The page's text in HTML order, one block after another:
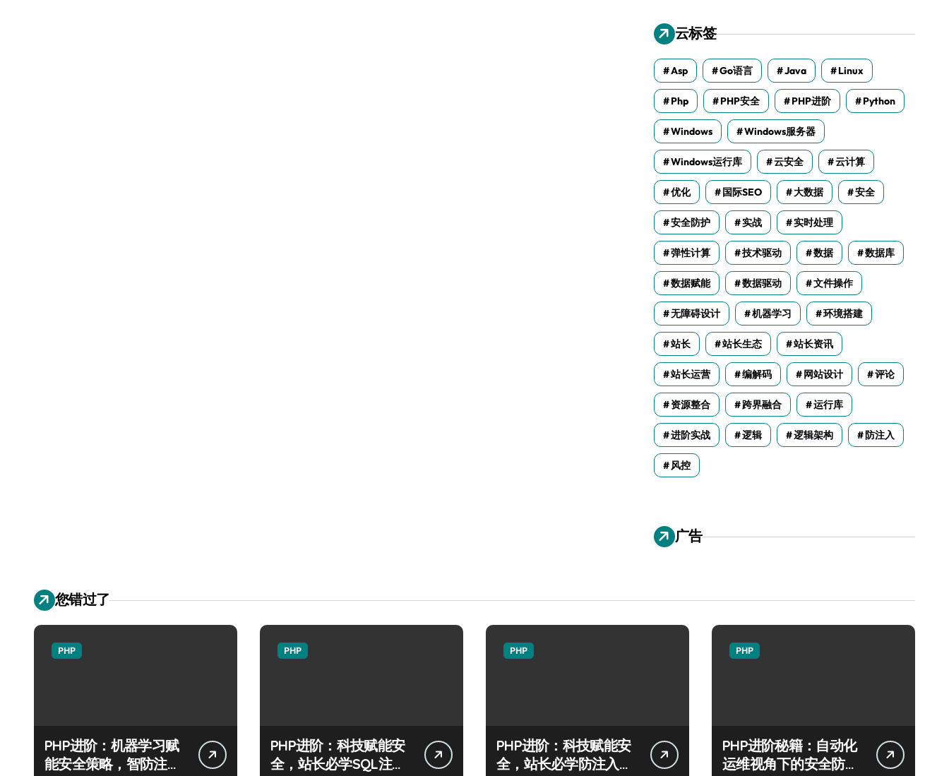
云标签
Asp Go语言 Java Linux
Php PHP安全 PHP进阶 Python
Windows Windows服务器
Windows运行库 云安全 云计算
优化 国际SEO 大数据 安全
安全防护 实战 实时处理
弹性计算 技术驱动 数据 数据库
数据赋能 数据驱动 文件操作
无障碍设计 机器学习 环境搭建
站长 站长生态 站长资讯
站长运营 编解码 网站设计 评论
资源整合 跨界融合 运行库
进阶实战 逻辑 逻辑架构 防注入
风控
广告
您错过了
PHP
PHP进阶：机器学习赋
能安全策略，智防注入
PHP
PHP进阶：科技赋能安
全，站长必学SQL注入
PHP
PHP进阶：科技赋能安
全，站长必学防注入核
PHP
PHP进阶秘籍：自动化
运维视角下的安全防注